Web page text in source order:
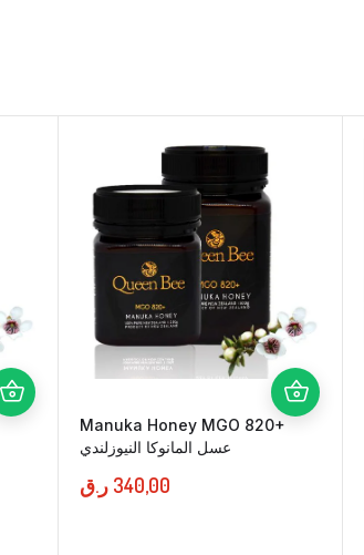
Manuka Honey MGO 820+
عسل المانوكا النيوزلندي
340,00 ر.ق